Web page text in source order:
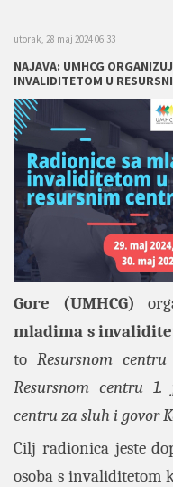
utorak, 28 maj 2024 06:33
NAJAVA: UMHCG
INVALIDITETOM U
Gore (UMHCG)
mladima s
to Resursnom
Resursnom centru 1.
centru za sluh i govor
Cilj radionica jeste
osoba s invaliditetom